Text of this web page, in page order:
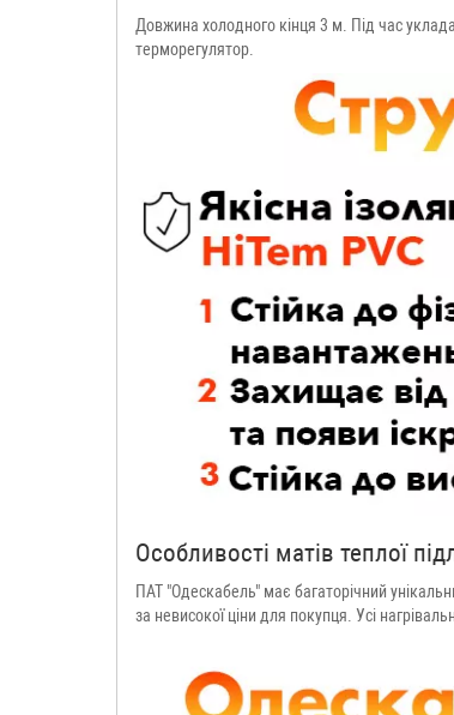
Довжина холодного кінця 3 м. Під час
терморегулятор.
Особливості матів теплої
ПАТ "Одескабель" має багаторічний
за невисокої ціни для покупця. Усі